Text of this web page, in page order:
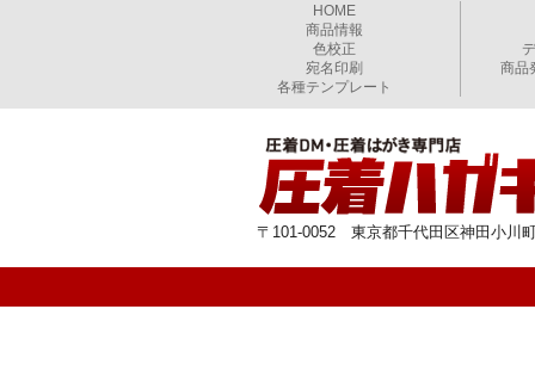
HOME
商品情報
色校正
宛名印刷
各種テンプレート
商品
〒101-0052 東京都千代田区神田小川